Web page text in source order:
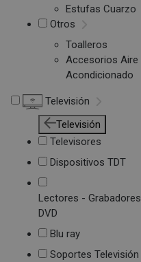
Estufas Cuarzo
Otros
Toalleros
Accesorios Aire
Acondicionado
Televisión
Televisión
Televisores
Dispositivos TDT
Lectores - Grabadores
DVD
Blu ray
Soportes Televisión